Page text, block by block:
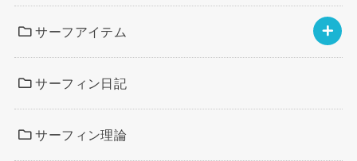
サーフアイテム
サーフィン日記
サーフィン理論